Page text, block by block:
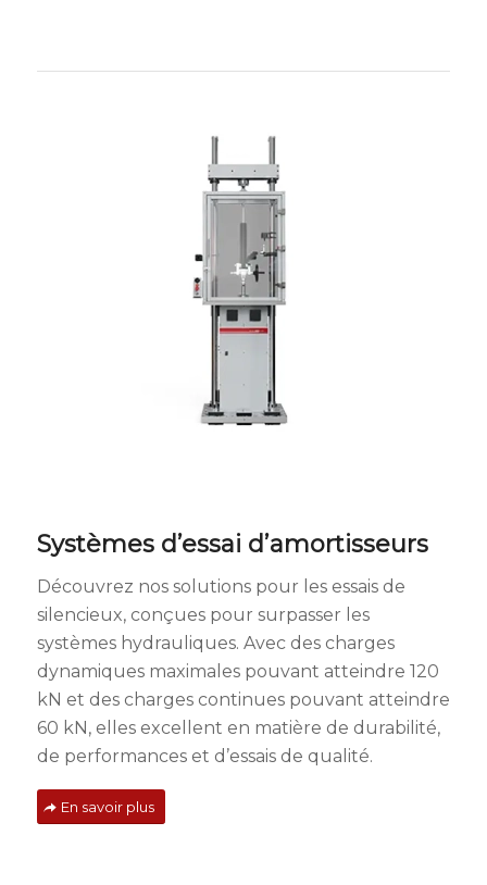
Systèmes d’essai d’amortisseurs
Découvrez nos solutions pour les essais de
silencieux, conçues pour surpasser les
systèmes hydrauliques. Avec des charges
dynamiques maximales pouvant atteindre 120
kN et des charges continues pouvant atteindre
60 kN, elles excellent en matière de durabilité,
de performances et d’essais de qualité.
En savoir plus